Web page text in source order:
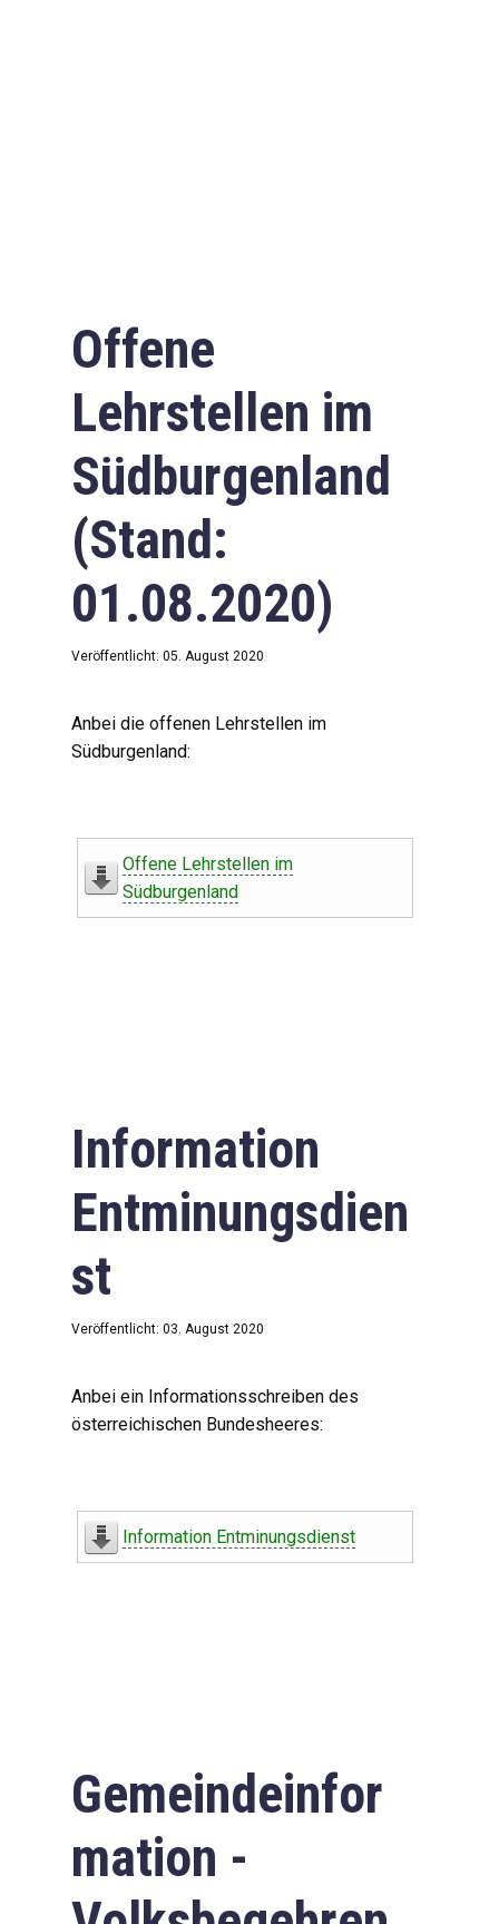
Offene
Lehrstellen im
Südburgenland
(Stand:
01.08.2020)
Veröffentlicht: 05. August 2020
Anbei die offenen Lehrstellen im
Südburgenland:
Offene Lehrstellen im
Südburgenland
Information
Entminungsdien
st
Veröffentlicht: 03. August 2020
Anbei ein Informationsschreiben des
österreichischen Bundesheeres:
Information Entminungsdienst
Gemeindeinfor
mation -